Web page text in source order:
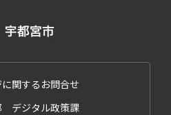
関するお問合せ
デジタル政策課